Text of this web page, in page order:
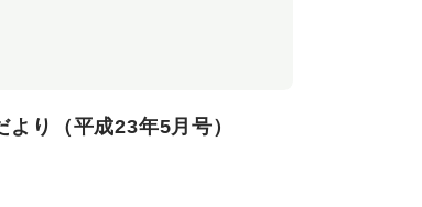
より（平成23年5月号）